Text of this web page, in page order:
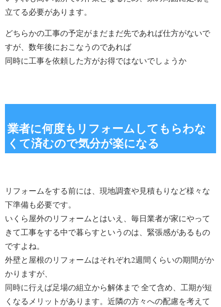
立てる必要があります。
どちらかの工事の予定がまだまだ先であれば仕方がないで
すが、数年後におこなうのであれば
同時に工事を依頼した方がお得ではないでしょうか
業者に何度もリフォームしてもらわな
くて済むので気分が楽になる
リフォームをする前には、現地調査や見積もりなど様々な
下準備も必要です。
いくら屋外のリフォームとはいえ、毎日業者が家にやって
きて工事をする中で暮らすというのは、緊張感があるもの
ですよね。
外壁と屋根のリフォームはそれぞれ2週間くらいの期間がか
かりますが、
同時に行えば足場の組立から解体まで 全て含め、工期が短
くなるメリットがあります。 近隣の方々への配慮を考えて